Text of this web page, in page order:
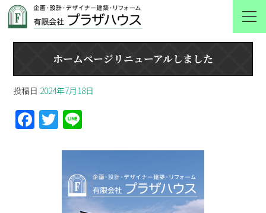
ホームページリニューアルしました
ホームページリニューアルしました
投稿日 2024年7月18日
F
a
T
w
itt
er
e